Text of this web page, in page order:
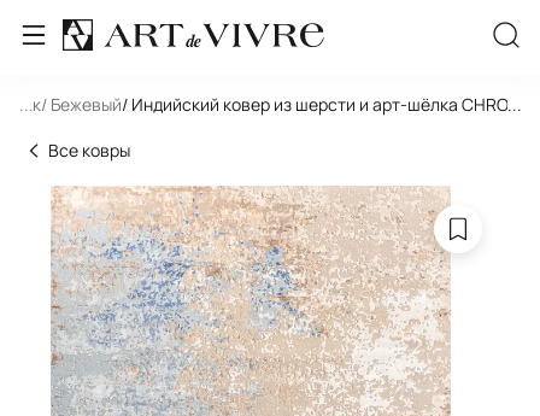
... / Бежевый/ Индийский ковер из шерсти и арт-шёлка CHROME
...
Все ковры